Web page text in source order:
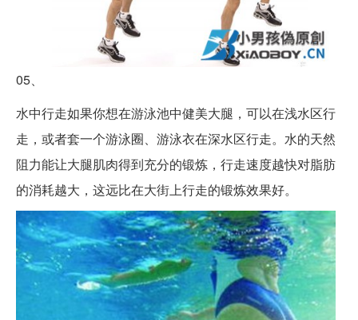
05、
水中行走如果你想在游泳池中健美大腿，可以在浅水区行
走，或者套一个游泳圈、游泳衣在深水区行走。水的天然
阻力能让大腿肌肉得到充分的锻炼，行走速度越快对脂肪
的消耗越大，这远比在大街上行走的锻炼效果好。